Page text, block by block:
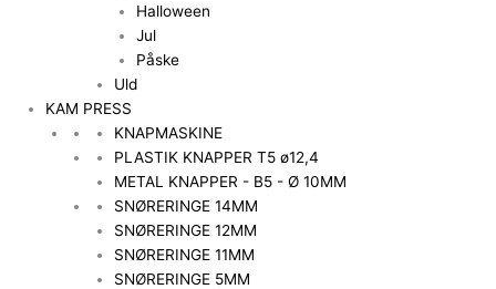
Halloween
Jul
Påske
Uld
KAM PRESS
KNAPMASKINE
PLASTIK KNAPPER T5 ø12,4
METAL KNAPPER - B5 - Ø 10MM
SNØRERINGE 14MM
SNØRERINGE 12MM
SNØRERINGE 11MM
SNØRERINGE 5MM